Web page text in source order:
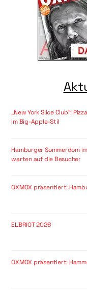
„New York Slice Club“:
im Big-Apple-Stil
Hamburger Sommerdom
warten auf die Besucher
OXMOX präsentiert:
ELBRIOT 2026
OXMOX präsentiert: